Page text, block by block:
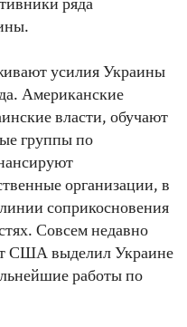
ряда
усилия Украины
Американские
власти, обучают
группы по
организации, в
соприкосновения
Совсем недавно
США выделил Украине
работы по